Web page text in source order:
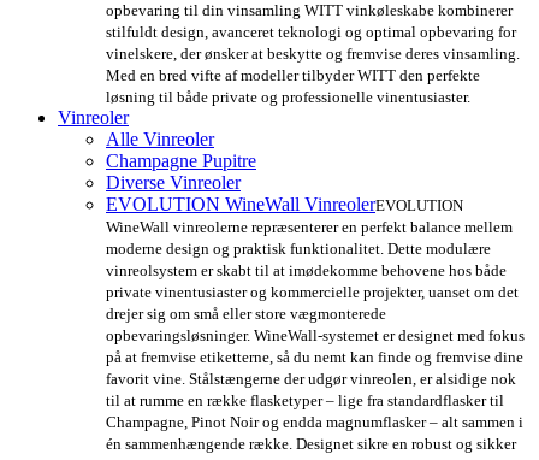
opbevaring til din vinsamling WITT vinkøleskabe kombinerer
stilfuldt design, avanceret teknologi og optimal opbevaring for
vinelskere, der ønsker at beskytte og fremvise deres vinsamling.
Med en bred vifte af modeller tilbyder WITT den perfekte
løsning til både private og professionelle vinentusiaster.
Vinreoler
Alle Vinreoler
Champagne Pupitre
Diverse Vinreoler
EVOLUTION WineWall VinreolerEVOLUTION
WineWall vinreolerne repræsenterer en perfekt balance mellem
moderne design og praktisk funktionalitet. Dette modulære
vinreolsystem er skabt til at imødekomme behovene hos både
private vinentusiaster og kommercielle projekter, uanset om det
drejer sig om små eller store vægmonterede
opbevaringsløsninger. WineWall-systemet er designet med fokus
på at fremvise etiketterne, så du nemt kan finde og fremvise dine
favorit vine. Stålstængerne der udgør vinreolen, er alsidige nok
til at rumme en række flasketyper – lige fra standardflasker til
Champagne, Pinot Noir og endda magnumflasker – alt sammen i
én sammenhængende række. Designet sikre en robust og sikker